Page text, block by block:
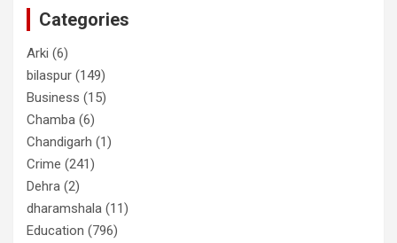
Categories
Arki (6)
bilaspur (149)
Business (15)
Chamba (6)
Chandigarh (1)
Crime (241)
Dehra (2)
dharamshala (11)
Education (796)